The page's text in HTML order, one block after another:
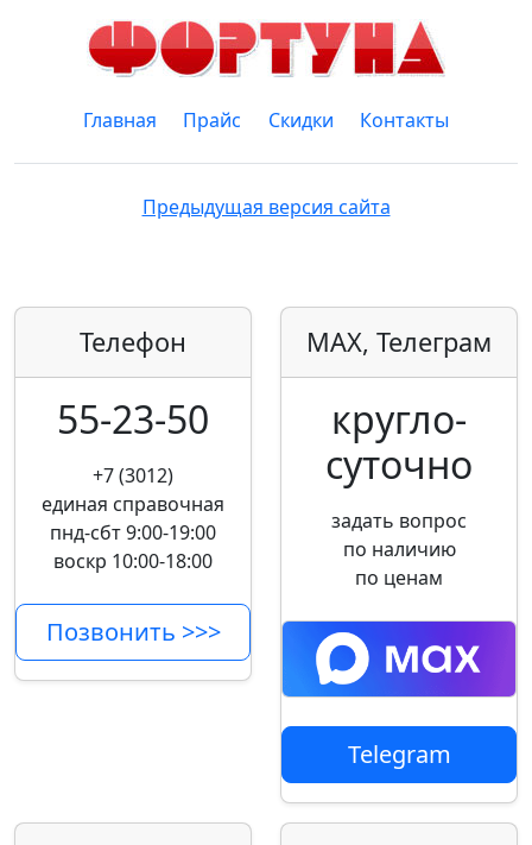
Главная Прайс Скидки Контакты
Предыдущая версия сайта
Телефон
55-23-50
+7 (3012)
единая справочная
пнд-сбт 9:00-19:00
воскр 10:00-18:00
Позвонить >>>
MAX, Телеграм
кругло­
суточно
задать вопрос
по наличию
по ценам
Telegram